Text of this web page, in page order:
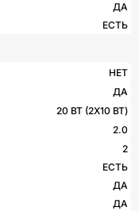
ДА
ЕСТЬ
НЕТ
ДА
20 ВТ (2Х10 ВТ)
2.0
2
ЕСТЬ
ДА
ДА